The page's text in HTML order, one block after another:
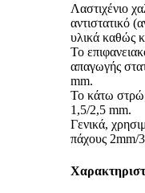
Λαστιχένιο
αντιστατικό
υλικά καθώς
Το
απαγωγής
mm.
Το κάτω
1,5/2,5 mm.
Γενικά,
πάχους 2mm/